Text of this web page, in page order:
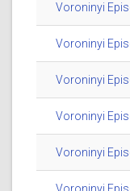
Voroninyi
Voroninyi
Voroninyi
Voroninyi
Voroninyi